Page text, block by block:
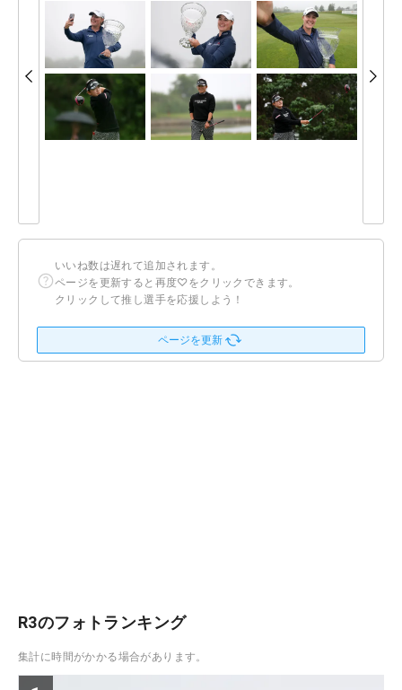
いいね数は遅れて追加されます。
ページを更新すると再度♡をクリックできます。
クリックして推し選手を応援しよう！
ページを更新
R3のフォトランキング
集計に時間がかかる場合があります。